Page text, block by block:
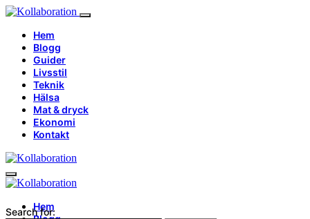
Hem
Blogg
Guider
Livsstil
Teknik
Hälsa
Mat & dryck
Ekonomi
Kontakt
Hem
Search for: